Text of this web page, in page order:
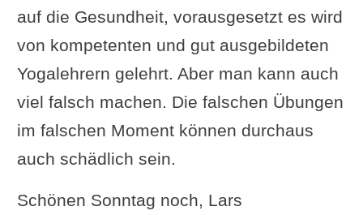
auf die Gesundheit, vorausgesetzt es wird
von kompetenten und gut ausgebildeten
Yogalehrern gelehrt. Aber man kann auch
viel falsch machen. Die falschen Übungen
im falschen Moment können durchaus
auch schädlich sein.
Schönen Sonntag noch, Lars